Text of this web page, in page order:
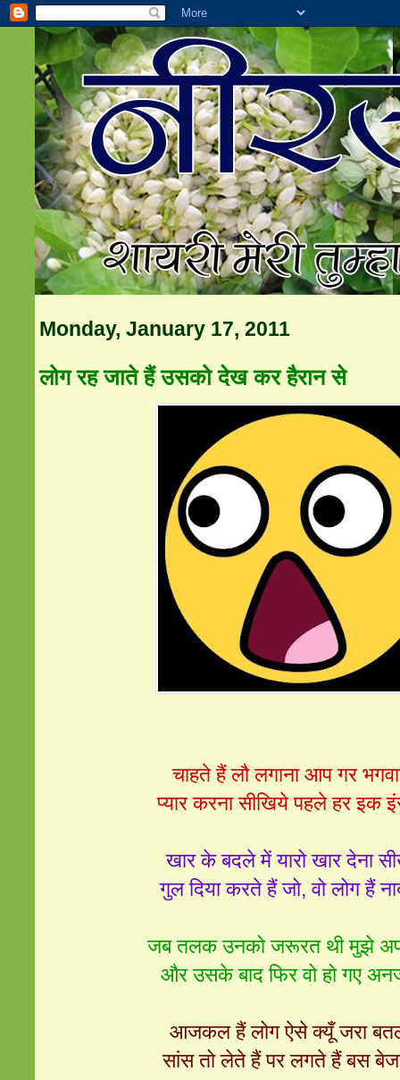
Monday, January 17, 2011
लोग रह जाते हैं उसको देख कर हैरान से
चाहते हैं लौ लगाना आप गर
प्‍यार करना सीखिये पहले हर इक
खार के बदले में यारो खार देना
गुल दिया करते हैं जो, वो लोग हैं
जब तलक उनको जरूरत थी मुझे
और उसके बाद फिर वो हो गए
आजकल हैं लोग ऐसे क्यूँ जरा
सांस तो लेते हैं पर लगते हैं बस